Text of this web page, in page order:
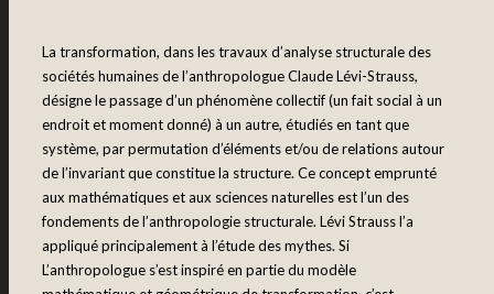
La transformation, dans les travaux d’analyse structurale des
sociétés humaines de l’anthropologue Claude Lévi-Strauss,
désigne le passage d’un phénomène collectif (un fait social à un
endroit et moment donné) à un autre, étudiés en tant que
système, par permutation d’éléments et/ou de relations autour
de l’invariant que constitue la structure. Ce concept emprunté
aux mathématiques et aux sciences naturelles est l’un des
fondements de l’anthropologie structurale. Lévi Strauss l’a
appliqué principalement à l’étude des mythes. Si
L’anthropologue s’est inspiré en partie du modèle